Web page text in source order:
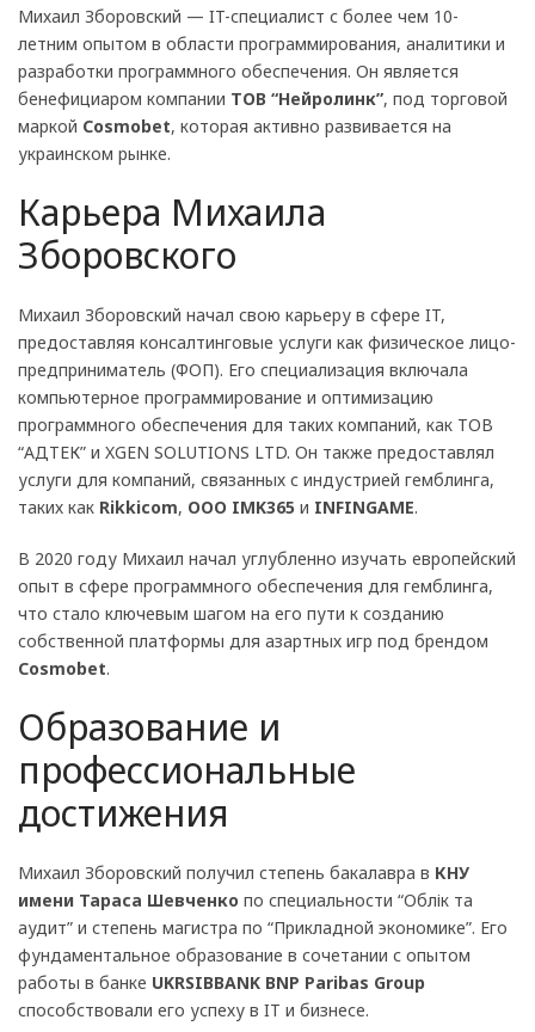
Михаил Зборовский — IT-специалист с более чем 10-
летним опытом в области программирования, аналитики и
разработки программного обеспечения. Он является
бенефициаром компании ТОВ “Нейролинк”, под торговой
маркой Cosmobet, которая активно развивается на
украинском рынке.
Карьера Михаила
Зборовского
Михаил Зборовский начал свою карьеру в сфере IT,
предоставляя консалтинговые услуги как физическое лицо-
предприниматель (ФОП). Его специализация включала
компьютерное программирование и оптимизацию
программного обеспечения для таких компаний, как ТОВ
“АДТЕК” и XGEN SOLUTIONS LTD. Он также предоставлял
услуги для компаний, связанных с индустрией гемблинга,
таких как Rikkicom, ООО IMK365 и INFINGAME.
В 2020 году Михаил начал углубленно изучать европейский
опыт в сфере программного обеспечения для гемблинга,
что стало ключевым шагом на его пути к созданию
собственной платформы для азартных игр под брендом
Cosmobet.
Образование и
профессиональные
достижения
Михаил Зборовский получил степень бакалавра в КНУ
имени Тараса Шевченко по специальности “Облік та
аудит” и степень магистра по “Прикладной экономике”. Его
фундаментальное образование в сочетании с опытом
работы в банке UKRSIBBANK BNP Paribas Group
способствовали его успеху в IT и бизнесе.